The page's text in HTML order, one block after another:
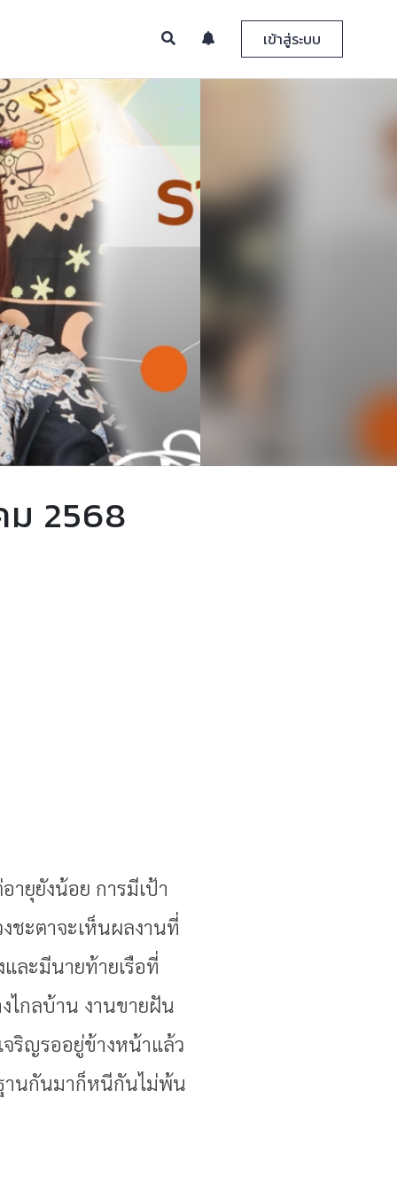
เข้าสู่ระบบ
2568
ยุยังน้อย การมีเป้า
ชะตาจะเห็นผลงานที่
ละมีนายท้ายเรือที่
ไกลบ้าน งานขายฝัน
จริญรออยู่ข้างหน้าแล้ว
านกันมาก็หนีกันไม่พ้น